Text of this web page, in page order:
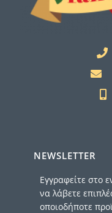
NEWSLETTER
Εγγραφείτε στο
να λάβετε
οποιοδήποτε